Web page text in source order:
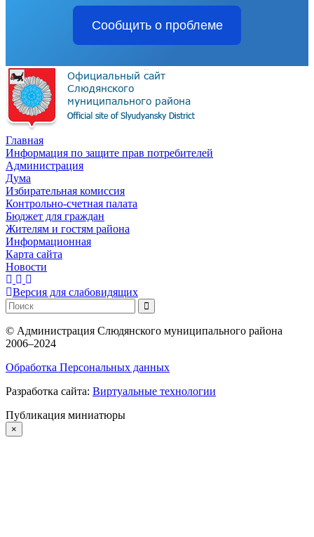
Сообщить о проблеме
Главная
Информация по защите прав потребителей
Администрация
Дума
Избирательная комиссия
Контрольно-счетная палата
Бюджет для граждан
Жителям и гостям района
Информационная
Карта сайта
Новости
Версия для слабовидящих
© Администрация Слюдянского муниципального района
2006–2024
Обработка Персональных данных
Разработка сайта: Виртуальные технологии
Публикация миниатюры
×